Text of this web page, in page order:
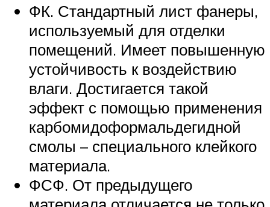
ФК. Стандартный лист фанеры,
используемый для отделки
помещений. Имеет повышенную
устойчивость к воздействию
влаги. Достигается такой
эффект с помощью применения
карбомидоформальдегидной
смолы – специального клейкого
материала.
ФСФ. От предыдущего